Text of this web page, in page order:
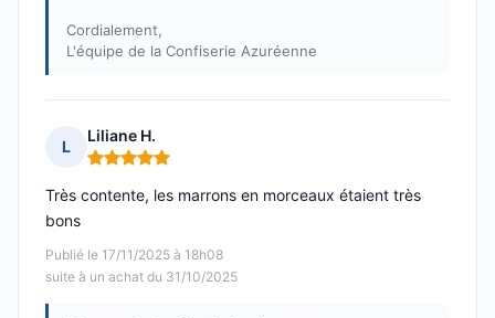
Cordialement,
L'équipe de la Confiserie Azuréenne
L
Liliane H.
Note : 5 sur 5
Publié le 17/11/2025 à 18h08
suite à un achat du 31/10/2025
Très contente, les marrons en morceaux étaient très
bons